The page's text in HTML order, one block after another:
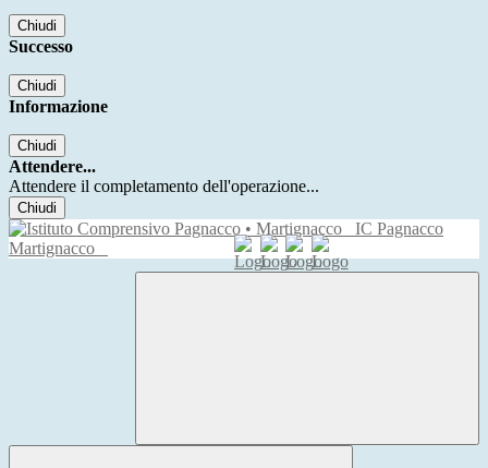
Chiudi
Successo
Chiudi
Informazione
Chiudi
Attendere...
Attendere il completamento dell'operazione...
Chiudi
IC Pagnacco
Martignacco